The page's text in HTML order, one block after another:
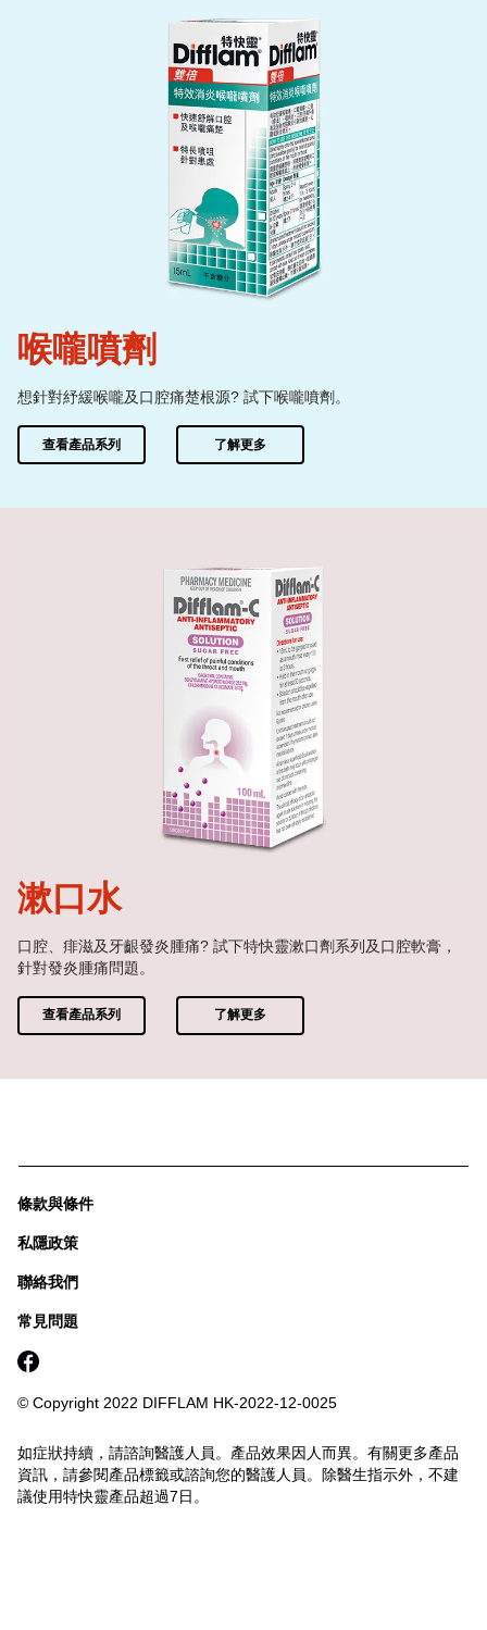
喉嚨噴劑
想針對紓緩喉嚨及口腔痛楚根源? 試下喉嚨噴劑。
查看產品系列 了解更多
漱口水
口腔、痱滋及牙齦發炎腫痛? 試下特快靈漱口劑系列及口腔軟膏，
針對發炎腫痛問題。
查看產品系列 了解更多
條款與條件
私隱政策
聯絡我們
常見問題
© Copyright 2022 DIFFLAM HK-2022-12-0025
如症狀持續，請諮詢醫護人員。產品效果因人而異。有關更多產品
資訊，請參閱產品標籤或諮詢您的醫護人員。除醫生指示外，不建
議使用特快靈產品超過7日。